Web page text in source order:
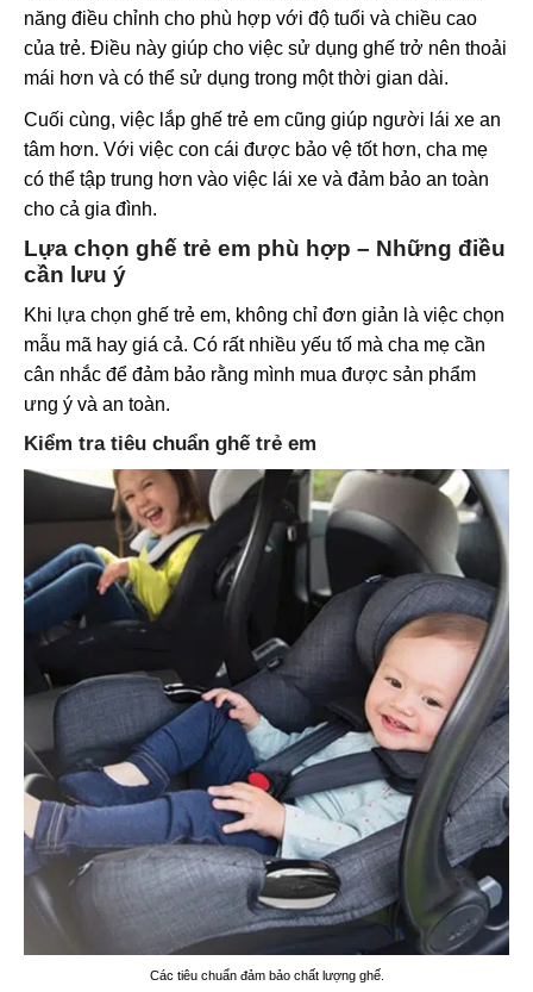
năng điều chỉnh cho phù hợp với độ tuổi và chiều cao
của trẻ. Điều này giúp cho việc sử dụng ghế trở nên thoải
mái hơn và có thể sử dụng trong một thời gian dài.
Cuối cùng, việc lắp ghế trẻ em cũng giúp người lái xe an
tâm hơn. Với việc con cái được bảo vệ tốt hơn, cha mẹ
có thể tập trung hơn vào việc lái xe và đảm bảo an toàn
cho cả gia đình.
Lựa chọn ghế trẻ em phù hợp – Những điều
cần lưu ý
Khi lựa chọn ghế trẻ em, không chỉ đơn giản là việc chọn
mẫu mã hay giá cả. Có rất nhiều yếu tố mà cha mẹ cần
cân nhắc để đảm bảo rằng mình mua được sản phẩm
ưng ý và an toàn.
Kiểm tra tiêu chuẩn ghế trẻ em
Các tiêu chuẩn đảm bảo chất lượng ghế.